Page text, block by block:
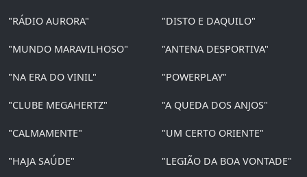
"RÁDIO AURORA" "DISTO E DAQUILO"
"MUNDO MARAVILHOSO" "ANTENA DESPORTIVA"
"NA ERA DO VINIL" "POWERPLAY"
"CLUBE MEGAHERTZ" "A QUEDA DOS ANJOS"
"CALMAMENTE" "UM CERTO ORIENTE"
"HAJA SAÚDE" "LEGIÃO DA BOA VONTADE"